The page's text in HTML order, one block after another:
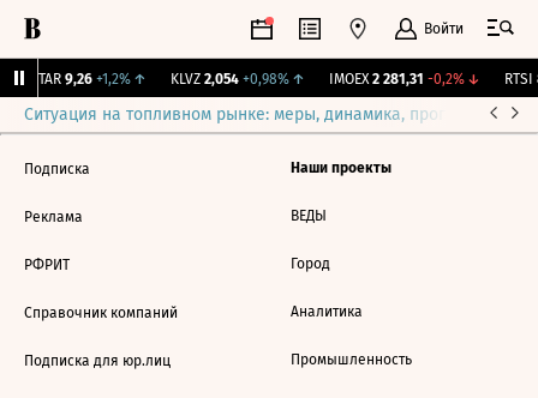
Войти
UTAR 9,26 +1,2%↑ KLVZ 2,054 +0,98%↑ IMOEX 2 281,31 -0,2%↓ RTSI
Ситуация на топливном рынке: меры, динамика, прогнозы
Подписка
Реклама
РФРИТ
Справочник компаний
Подписка для юр.лиц
Наши проекты
ВЕДЫ
Город
Аналитика
Промышленность